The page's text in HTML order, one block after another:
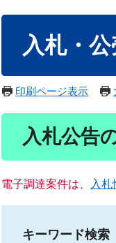
入札・
印刷ページ表示
入札公告
電子調達案件は、 入
キーワード検索